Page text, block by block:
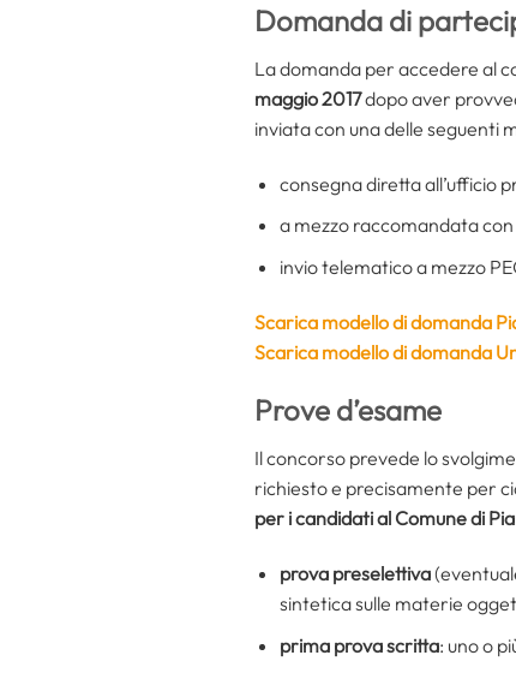
Domanda di
La domanda per accedere al
maggio 2017dopo aver
inviata con una delle seguenti
consegna diretta all’ufficio
a mezzo raccomandata
invio telematico a mezzo
Scarica modello di domanda
Scarica modello di domanda
Prove d’esame
Il concorso prevede lo
richiesto e precisamente per
per i candidati al Comune di
prova preselettiva
sintetica sulle materie
prima prova scritta: uno o